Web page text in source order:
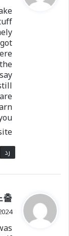
ل
رد
ي
ق
ل
15/10/